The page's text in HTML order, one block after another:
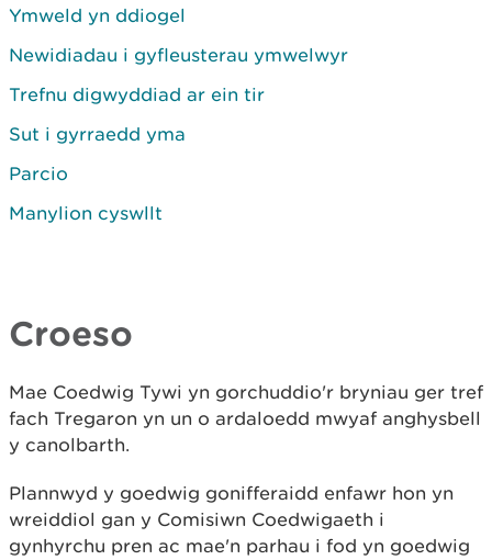
Ymweld yn ddiogel
Newidiadau i gyfleusterau ymwelwyr
Trefnu digwyddiad ar ein tir
Sut i gyrraedd yma
Parcio
Manylion cyswllt
Croeso
Mae Coedwig Tywi yn gorchuddio'r bryniau ger tref
fach Tregaron yn un o ardaloedd mwyaf anghysbell
y canolbarth.
Plannwyd y goedwig gonifferaidd enfawr hon yn
wreiddiol gan y Comisiwn Coedwigaeth i
gynhyrchu pren ac mae'n parhau i fod yn goedwig